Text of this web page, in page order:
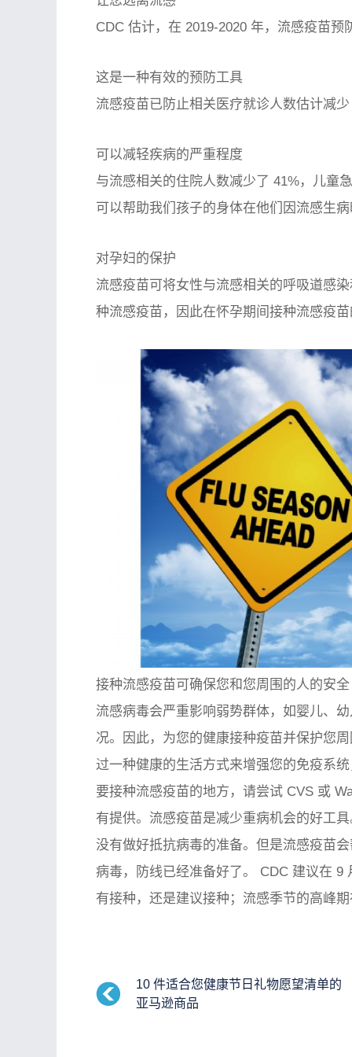
CDC 估计，在 2019-2020 年，流感疫苗预
这是一种有效的预防工具
流感疫苗已防止相关医疗就诊人数估计减
可以减轻疾病的严重程度
与流感相关的住院人数减少了 41%，儿童
可以帮助我们孩子的身体在他们因流感生
对孕妇的保护
流感疫苗可将女性与流感相关的呼吸道感
种流感疫苗，因此在怀孕期间接种流感疫
接种流感疫苗可确保您和您周围的人的安全
流感病毒会严重影响弱势群体，如婴儿、
况。因此，为您的健康接种疫苗并保护您
过一种健康的生活方式来增强您的免疫系
要接种流感疫苗的地方，请尝试 CVS 或
有提供。流感疫苗是减少重病机会的好工
没有做好抵抗病毒的准备。但是流感疫苗
病毒，防线已经准备好了。 CDC 建议在 9
有接种，还是建议接种；流感季节的高峰
10 件适合您健康节日礼物愿望清单的
亚马逊商品